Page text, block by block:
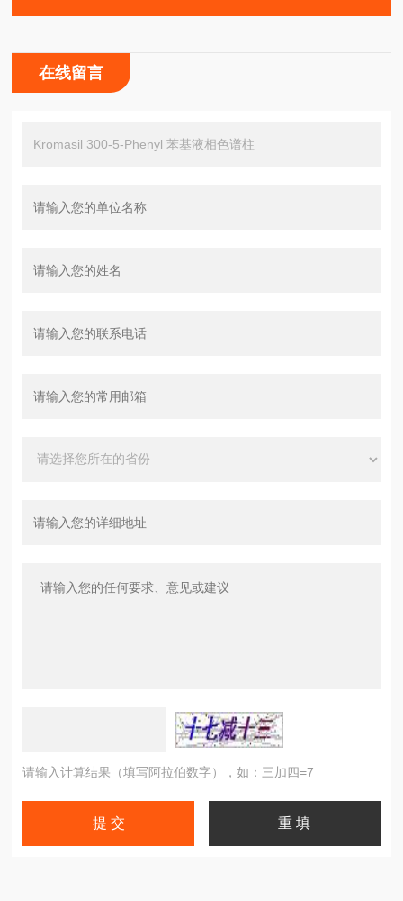
在线留言
请输入计算结果（填写阿拉伯数字），如：三加四=7